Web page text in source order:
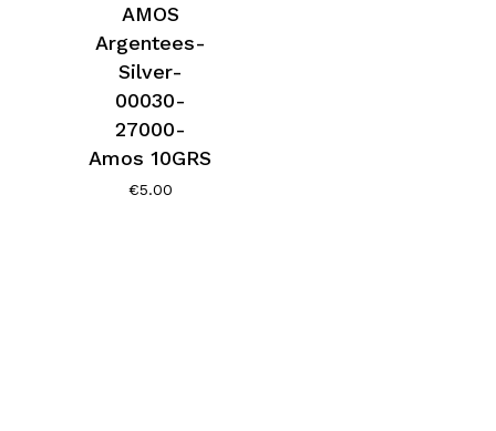
AMOS
Argentees-
Silver-
00030-
27000-
Amos 10GRS
€5.00